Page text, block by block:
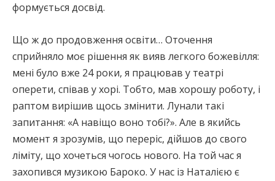
формується досвід.
Що ж до продовження освіти… Оточення
сприйняло моє рішення як вияв легкого божевілля:
мені було вже 24 роки, я працював у театрі
оперети, співав у хорі. Тобто, мав хорошу роботу, і
раптом вирішив щось змінити. Лунали такі
запитання: «А навіщо воно тобі?». Але в якийсь
момент я зрозумів, що переріс, дійшов до свого
ліміту, що хочеться чогось нового. На той час я
захопився музикою Бароко. У нас із Наталією є